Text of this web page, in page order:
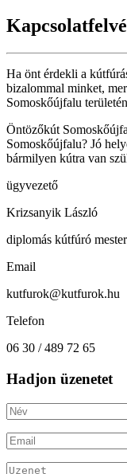
Ha önt érdekli a
bizalommal minket,
Somoskőújfalu
Öntözőkút
Somoskőújfalu? Jó
bármilyen kútra van
ügyvezető
Krizsanyik László
diplomás kútfúró mester
Email
kutfurok@kutfurok.hu
Telefon
06 30 / 489 72 65
Hadjon üzenetet